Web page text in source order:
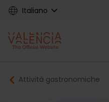
Skip
content
Italiano
Main
navigation
Breadcrumb
Attività gastronomiche